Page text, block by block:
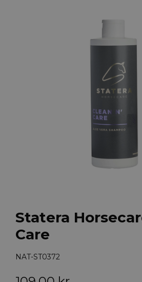
Statera
Care
NAT-ST0372